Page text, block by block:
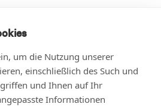
um die Nutzung unserer
einschließlich des Such und
und Ihnen auf Ihr
Informationen